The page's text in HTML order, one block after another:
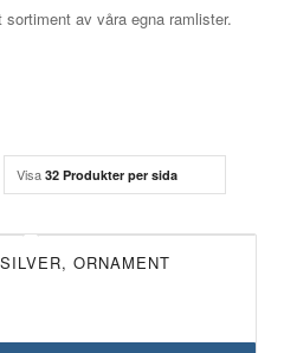
av våra egna ramlister.
Visa 32 Produkter per sida
ORNAMENT